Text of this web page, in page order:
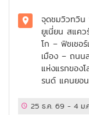
จุดชมวิวทวิน
ยูเนี่ยน สแคว
โก – ฟิชเชอ
เมือง – ถนน
แห่งแรกของ
รนด์ แคนยอ
วเวล พอยท์
25 ธ.ค. 69 - 4 ม.